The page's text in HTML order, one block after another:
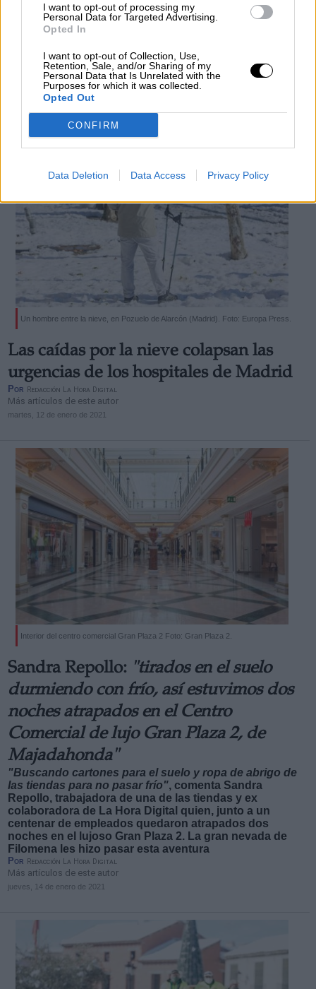
I want to opt-out of processing my
Personal Data for Targeted Advertising.
Opted In
I want to opt-out of Collection, Use,
Retention, Sale, and/or Sharing of my
Personal Data that Is Unrelated with the
Purposes for which it was collected.
Opted Out
CONFIRM
Data Deletion Data Access Privacy Policy
agua y las tuberías para evitar
congelaciones durante los próximos
Redacción La Hora Digital
Más artículos de este autor
martes, 12 de enero de 2021
Un hombre entre la nieve, en Pozuelo de Alarcón (Madrid). Foto: Europa Press.
Las caídas por la nieve colapsan las
urgencias de los hospitales de Madrid
Por Redacción La Hora Digital
Más artículos de este autor
martes, 12 de enero de 2021
Interior del centro comercial Gran Plaza 2 Foto: Gran Plaza 2.
Sandra Repollo: "tirados en el suelo
durmiendo con frío, así estuvimos dos
noches atrapados en el Centro
Comercial de lujo Gran Plaza 2, de
Majadahonda"
"Buscando cartones para el suelo y ropa de abrigo de
las tiendas para no pasar frío", comenta Sandra
Repollo, trabajadora de una de las tiendas y ex
colaboradora de La Hora Digital quien, junto a un
centenar de empleados quedaron atrapados dos
noches en el lujoso Gran Plaza 2. La gran nevada de
Filomena les hizo pasar esta aventura
Por Redacción La Hora Digital
Más artículos de este autor
jueves, 14 de enero de 2021